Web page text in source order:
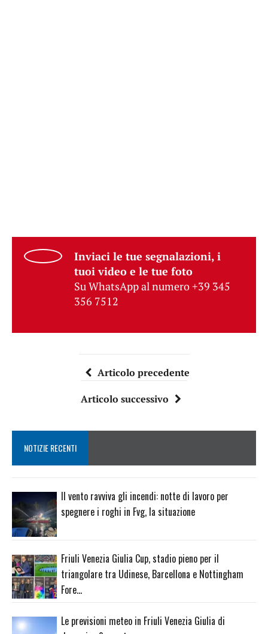
Inviaci le tue segnalazioni, i
tuoi video e le tue foto
Su WhatsApp al numero +39 345
356 7512
Articolo precedente
Articolo successivo
NOTIZIE RECENTI
Il vento ravviva gli incendi: notte di lavoro per
spegnere i roghi in Fvg, la situazione
Friuli Venezia Giulia Cup, stadio pieno per il
triangolare tra Udinese, Barcellona e Nottingham
Fore…
Le previsioni meteo in Friuli Venezia Giulia di